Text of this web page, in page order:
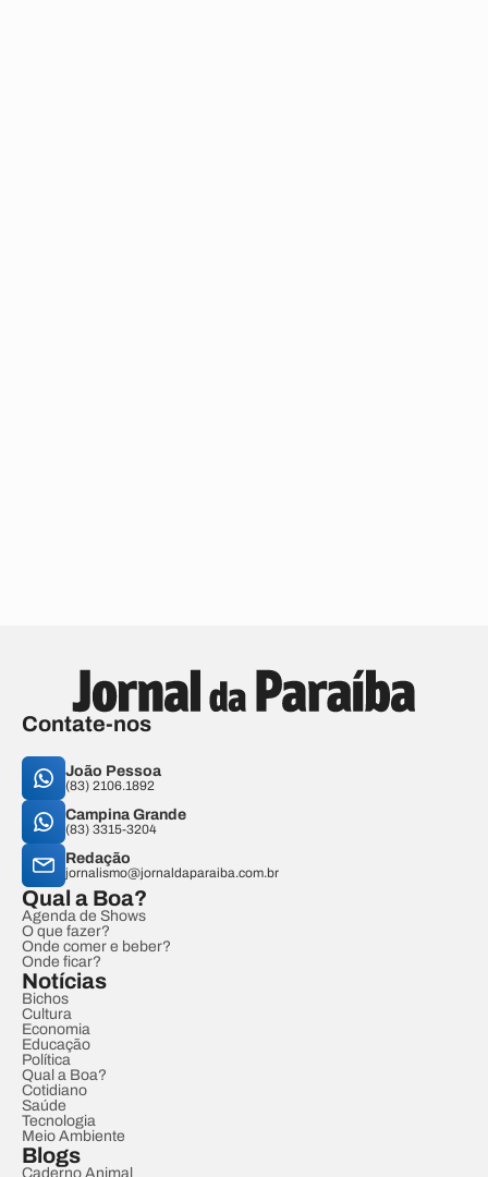
Contate-nos
João Pessoa
(83) 2106.1892
Campina Grande
(83) 3315-3204
Redação
jornalismo@jornaldaparaiba.com.br
Qual a Boa?
Agenda de Shows
O que fazer?
Onde comer e beber?
Onde ficar?
Notícias
Bichos
Cultura
Economia
Educação
Política
Qual a Boa?
Cotidiano
Saúde
Tecnologia
Meio Ambiente
Blogs
Caderno Animal